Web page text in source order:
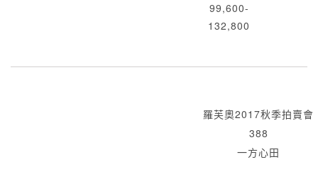
99,600-
132,800
羅芙奧2017秋季拍賣會
388
一方心田